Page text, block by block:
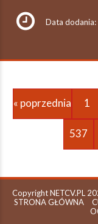
Data
« poprzednia 1
537
Copyright NETCV.PL
STRONA GŁÓWNA